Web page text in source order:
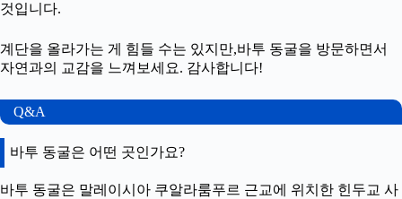
것입니다.
계단을 올라가는 게 힘들 수는 있지만,바투 동굴을 방문하면서
자연과의 교감을 느껴보세요. 감사합니다!
Q&A
바투 동굴은 어떤 곳인가요?
바투 동굴은 말레이시아 쿠알라룸푸르 근교에 위치한 힌두교 사